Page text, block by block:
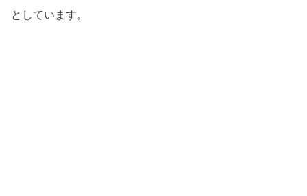
としています。